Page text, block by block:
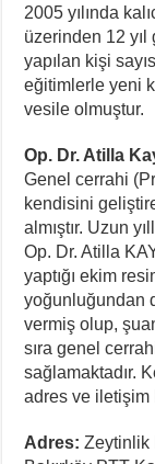
2005 yılında
üzerinden 12
yapılan kişi
eğitimlerle yeni
vesile olmuştur.
Op. Dr. Atilla
Genel cerrahi
kendisini
almıştır. Uzun
Op. Dr. Atilla
yaptığı ekim
yoğunluğundan
vermiş olup,
sıra genel
sağlamaktadır.
adres ve
Adres: Zeytinlik